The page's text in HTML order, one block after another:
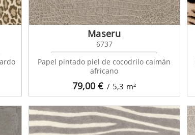
79,00€ / 5,3 m²
Maseru
6737
Papel pintado piel de cocodrilo caimán
africano